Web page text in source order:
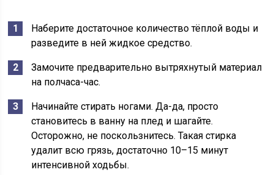
Наберите достаточное количество тёплой воды и
разведите в ней жидкое средство.
Замочите предварительно вытряхнутый материал
на полчаса-час.
Начинайте стирать ногами. Да-да, просто
становитесь в ванну на плед и шагайте.
Осторожно, не поскользнитесь. Такая стирка
удалит всю грязь, достаточно 10–15 минут
интенсивной ходьбы.